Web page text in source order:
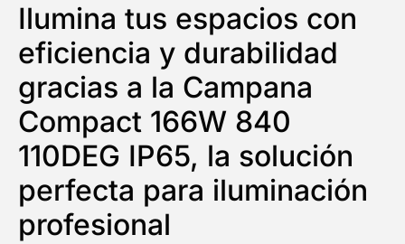
Ilumina tus espacios con
eficiencia y durabilidad
gracias a la Campana
Compact 166W 840
110DEG IP65, la solución
perfecta para iluminación
profesional